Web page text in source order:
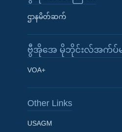
Learning English
ဌာနမိတ်ဆက်
ဗွီအိုအေ မိုဘိုင်းလ်အက်ပ်မ
VOA+
Other Links
USAGM